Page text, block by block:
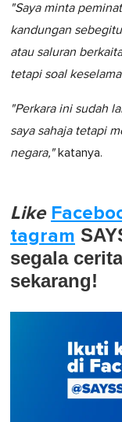
"Saya minta
kandungan
atau saluran
tetapi soal
"Perkara ini sudah
saya sahaja tetapi
negara,"katanya.
Like
tagram
segala
sekarang!